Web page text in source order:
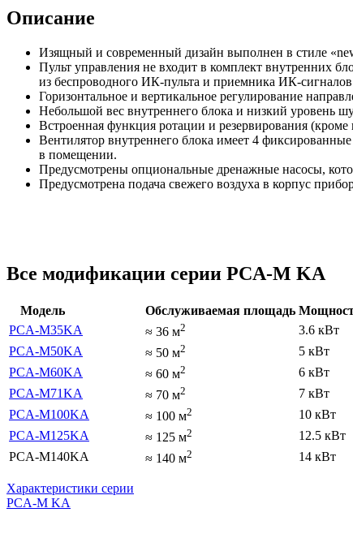
Описание
Изящный и современный дизайн выполнен в стиле
Пульт управления не входит в комплект внутренних
из беспроводного ИК-пульта и приемника ИК-
Горизонтальное и вертикальное регулирование
Небольшой вес внутреннего блока и низкий уровень
Встроенная функция ротации и резервирования
Вентилятор внутреннего блока имеет 4
в помещении.
Предусмотрены опциональные дренажные насосы,
Предусмотрена подача свежего воздуха в корпус
Все модификации серии PCA-M KA
Модель Обслуживаемая площадь
PCA-M35KA
≈ 36 м2 3.6 кВт
PCA-M50KA
≈ 50 м2 5 кВт
PCA-M60KA
≈ 60 м2 6 кВт
PCA-M71KA
≈ 70 м2 7 кВт
PCA-M100KA
≈ 100 м2 10 кВт
PCA-M125KA
≈ 125 м2 12.5 кВт
PCA-M140KA
≈ 140 м2 14 кВт
Характеристики серии
PCA-M KA